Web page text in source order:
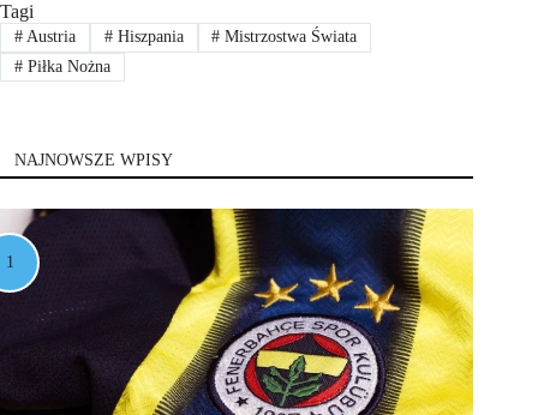
Tagi
#Austria #Hiszpania # Mistrzostwa Świata
#Piłka Nożna
NAJNOWSZE WPISY